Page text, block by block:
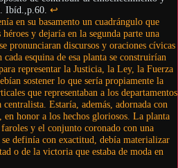
Ibíd.,p.60. ↩︎
en su basamento un cuadrángulo que
y dejaría en la segunda parte una
pronunciaran discursos y oraciones cívicas
esquina de esa planta se construirían
representar la Justicia, la Ley, la Fuerza
sostener lo que sería propiamente la
que representaban a los departamentos
Estaría, además, adornada con
en honor a los hechos gloriosos. La planta
y el conjunto coronado con una
definía con exactitud, debía materializar
o de la victoria que estaba de moda en